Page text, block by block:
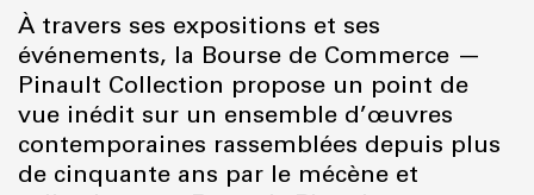
À travers ses expositions et ses
événements, la Bourse de Commerce —
Pinault Collection propose un point de
vue inédit sur un ensemble d’œuvres
contemporaines rassemblées depuis plus
de cinquante ans par le mécène et